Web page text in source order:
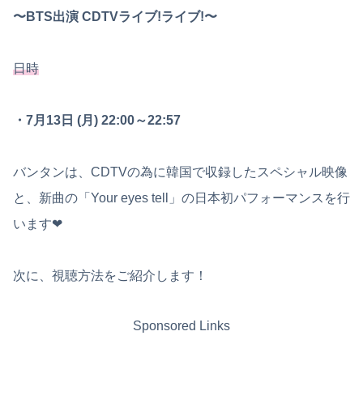
〜BTS出演 CDTVライブ!ライブ!〜
日時
・7月13日 (月) 22:00～22:57
バンタンは、CDTVの為に韓国で収録したスペシャル映像
と、新曲の「Your eyes tell」の日本初パフォーマンスを行
います❤︎
次に、視聴方法をご紹介します！
Sponsored Links